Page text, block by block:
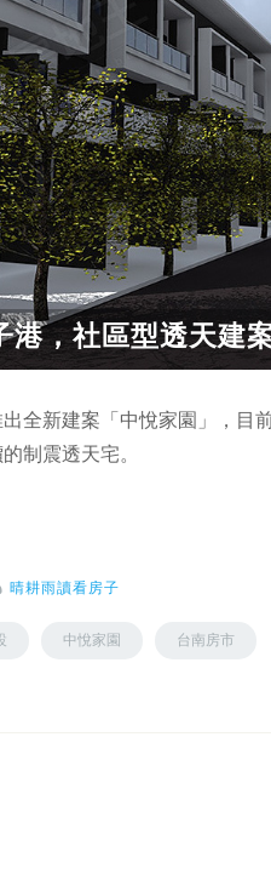
港，社區型透天建
全新建案「中悅家園」，目
制震透天宅。
晴耕雨讀看房子
中悅家園 台南房市